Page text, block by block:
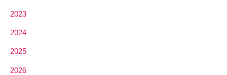
2023
2024
2025
2026